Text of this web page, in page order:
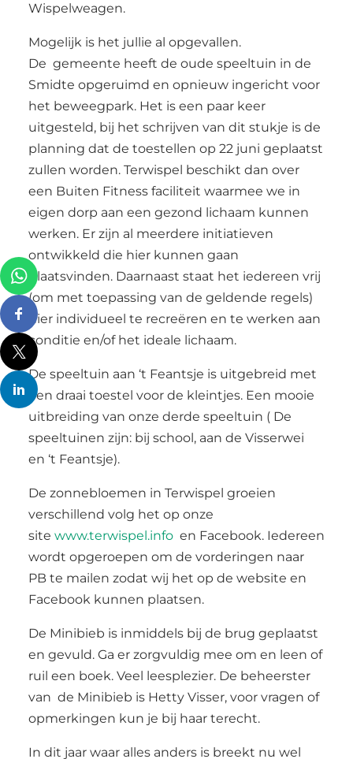
Wispelweagen.
Mogelijk is het jullie al opgevallen.
De gemeente heeft de oude speeltuin in de
Smidte opgeruimd en opnieuw ingericht voor
het beweegpark. Het is een paar keer
uitgesteld, bij het schrijven van dit stukje is de
planning dat de toestellen op 22 juni geplaatst
zullen worden. Terwispel beschikt dan over
een Buiten Fitness faciliteit waarmee we in
eigen dorp aan een gezond lichaam kunnen
werken. Er zijn al meerdere initiatieven
ontwikkeld die hier kunnen gaan
plaatsvinden. Daarnaast staat het iedereen vrij
(om met toepassing van de geldende regels)
hier individueel te recreëren en te werken aan
conditie en/of het ideale lichaam.
De speeltuin aan ‘t Feantsje is uitgebreid met
een draai toestel voor de kleintjes. Een mooie
uitbreiding van onze derde speeltuin ( De
speeltuinen zijn: bij school, aan de Visserwei
en ‘t Feantsje).
De zonnebloemen in Terwispel groeien
verschillend volg het op onze
site www.terwispel.infoen Facebook. Iedereen
wordt opgeroepen om de vorderingen naar
PB te mailen zodat wij het op de website en
Facebook kunnen plaatsen.
De Minibieb is inmiddels bij de brug geplaatst
en gevuld. Ga er zorgvuldig mee om en leen of
ruil een boek. Veel leesplezier. De beheerster
van de Minibieb is Hetty Visser, voor vragen of
opmerkingen kun je bij haar terecht.
In dit jaar waar alles anders is breekt nu wel